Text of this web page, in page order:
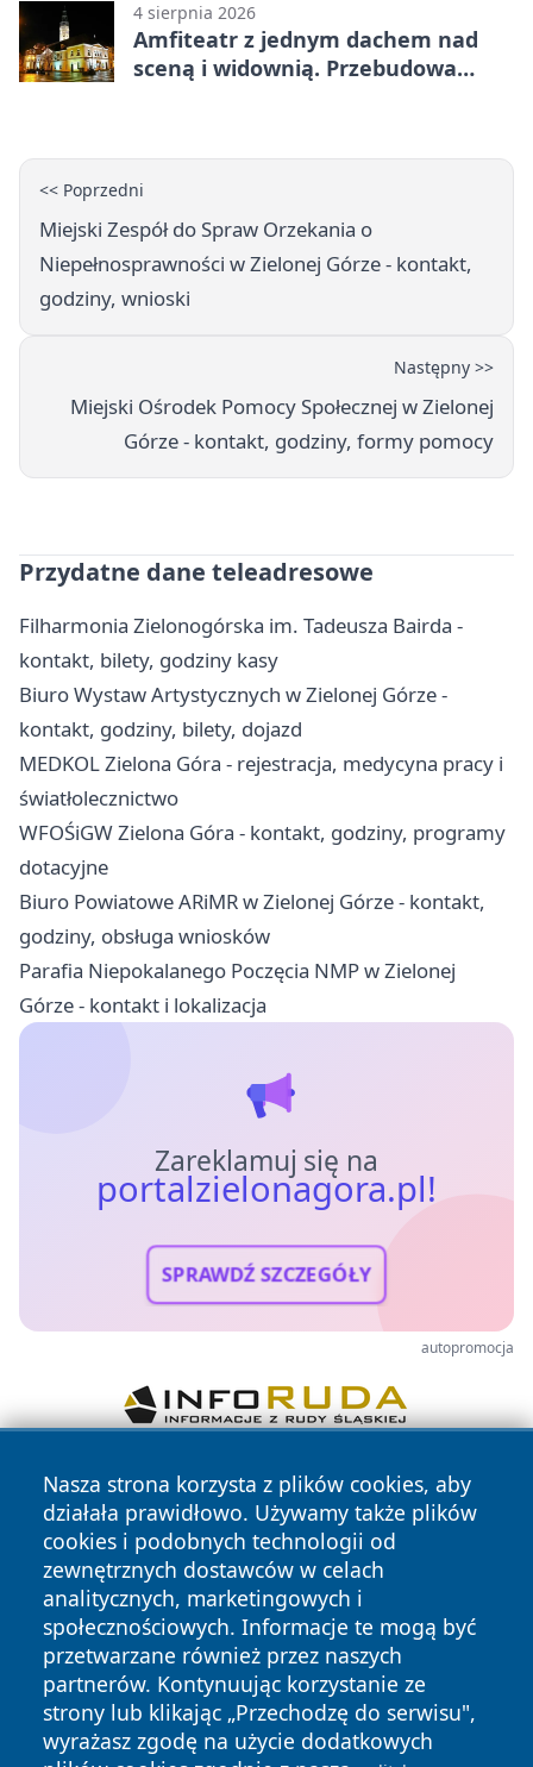
4 sierpnia 2026
Amfiteatr z jednym dachem nad
sceną i widownią. Przebudowa
<< Poprzedni
Miejski Zespół do Spraw Orzekania o
Niepełnosprawności w Zielonej Górze - kontakt,
godziny, wnioski
Następny >>
Miejski Ośrodek Pomocy Społecznej w Zielonej
Górze - kontakt, godziny, formy pomocy
Przydatne dane teleadresowe
Filharmonia Zielonogórska im. Tadeusza Bairda -
kontakt, bilety, godziny kasy
Biuro Wystaw Artystycznych w Zielonej Górze -
kontakt, godziny, bilety, dojazd
MEDKOL Zielona Góra - rejestracja, medycyna pracy i
światłolecznictwo
WFOŚiGW Zielona Góra - kontakt, godziny, programy
dotacyjne
Biuro Powiatowe ARiMR w Zielonej Górze - kontakt,
godziny, obsługa wniosków
Parafia Niepokalanego Poczęcia NMP w Zielonej
Górze - kontakt i lokalizacja
Zareklamuj się na
portalzielonagora.pl!
SPRAWDŹ SZCZEGÓŁY
autopromocja
Nasza strona korzysta z plików cookies, aby
działała prawidłowo. Używamy także plików
cookies i podobnych technologii od
zewnętrznych dostawców w celach
analitycznych, marketingowych i
społecznościowych. Informacje te mogą być
przetwarzane również przez naszych
partnerów. Kontynuując korzystanie ze
strony lub klikając „Przechodzę do serwisu",
wyrażasz zgodę na użycie dodatkowych
Copyright © 2026 portalzielonagora.pl Wszystkie prawa
zastrzeżone.
News Autorzy
Polityka
Prywatności
Polityka
Cookies